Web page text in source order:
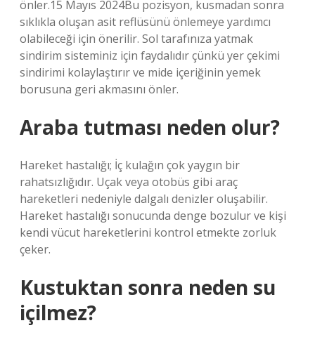
önler.15 Mayıs 2024Bu pozisyon, kusmadan sonra
sıklıkla oluşan asit reflüsünü önlemeye yardımcı
olabileceği için önerilir. Sol tarafınıza yatmak
sindirim sisteminiz için faydalıdır çünkü yer çekimi
sindirimi kolaylaştırır ve mide içeriğinin yemek
borusuna geri akmasını önler.
Araba tutması neden olur?
Hareket hastalığı; İç kulağın çok yaygın bir
rahatsızlığıdır. Uçak veya otobüs gibi araç
hareketleri nedeniyle dalgalı denizler oluşabilir.
Hareket hastalığı sonucunda denge bozulur ve kişi
kendi vücut hareketlerini kontrol etmekte zorluk
çeker.
Kustuktan sonra neden su
içilmez?